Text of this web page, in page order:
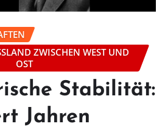
ZWISCHEN WEST UND
OST
Stabilität:
Jahren